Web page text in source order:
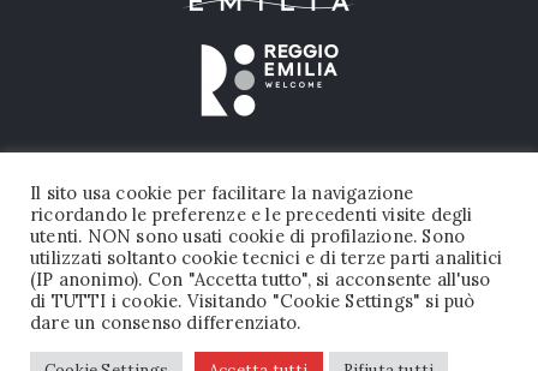
FONDAZIONE PALAZZO MAGNANI © 2026 TUTTI I DIRITTI RISERVATI |
P.IVA 02456050356
PRIVACY POLICY|DICHIARAZIONE DI ACCESSIBILITA’
Il sito usa cookie per facilitare la navigazione
ricordando le preferenze e le precedenti visite degli
utenti. NON sono usati cookie di profilazione. Sono
utilizzati soltanto cookie tecnici e di terze parti analitici
(IP anonimo). Con "Accetta tutto", si acconsente all'uso
di TUTTI i cookie. Visitando "Cookie Settings" si può
dare un consenso differenziato.